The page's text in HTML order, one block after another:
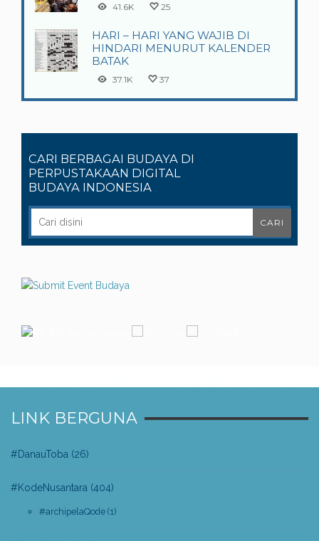
41.6K 25
HARI – HARI YANG WAJIB DI
HINDARI MENURUT KALENDER
BATAK
37.1K 37
CARI BERBAGAI BUDAYA DI
PERPUSTAKAAN DIGITAL
BUDAYA INDONESIA
LINK BERGUNA
#DanauToba (26)
#KodeNusantara (404)
#archipelaQode (1)